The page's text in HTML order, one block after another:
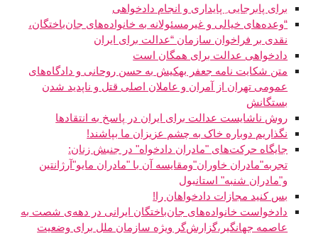
برای پابرجایی ِ پایداری و انجام دادخواهی
“وعده‌های خیالی و غیرمسئولانه به خانواده‌های جان‌باختگان،
نقدی بر فراخوان سازمان “عدالت برای ایران
دادخواهی عدالت برای همگان است
متن شکایت نامه جعفر بهکیش به حسن روحانی و دادگاه‌های
عمومی تهران از آمران و عاملان اصلی قتل و ناپدید شدن
بستگانش
روش ناشایست عدالت برای ایران در پاسخ به انتقادها
نگذاریم دوباره خاک به چشم عزیزان ما بپاشند!
جایگاه حرکت‌های "مادران دادخواه" در جنبش زنان:
تجربه"مادران خاوران"ومقایسه آن با "مادران مایو"آرژانتین
و"مادران شنبه" استانبول
بس کنید مجازات دادخواهان را!
دادخواست خانواده‌های جان‌باختگان ایرانی در دهه‌ی شصت به
عاصمه جهانگیر،گزارش‌گر‌ ویژه سازمان ملل برای وضعیت